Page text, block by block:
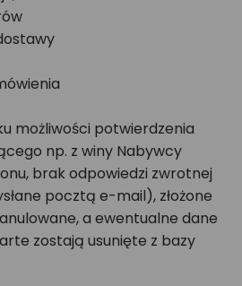
możliwości potwierdzenia
np. z winy Nabywcy
brak odpowiedzi zwrotnej
pocztą e-mail), złożone
a ewentualne dane
zostają usunięte z bazy